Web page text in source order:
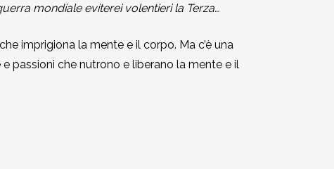
mondiale eviterei volentieri la Terza…
imprigiona la mente e il corpo. Ma c’è una
passioni che nutrono e liberano la mente e il